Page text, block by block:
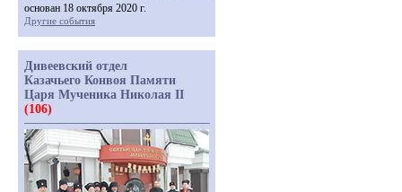
основан 18 октября 2020 г.
Другие события
Дивеевский отдел
Казачьего Конвоя Памяти
Царя Мученика Николая II
(106)